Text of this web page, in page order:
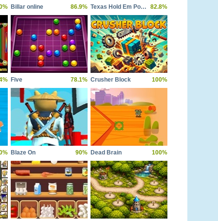
Billar online 86.9% Texas Hold Em Poker 82.8%
Five 78.1% Crusher Block 100%
Blaze On 90% Dead Brain 100%